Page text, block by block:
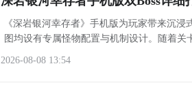
《深岩银河幸存者》手机版为玩家带来沉
图均设有专属怪物配置与机制设计。随着
2026-08-08 13:54